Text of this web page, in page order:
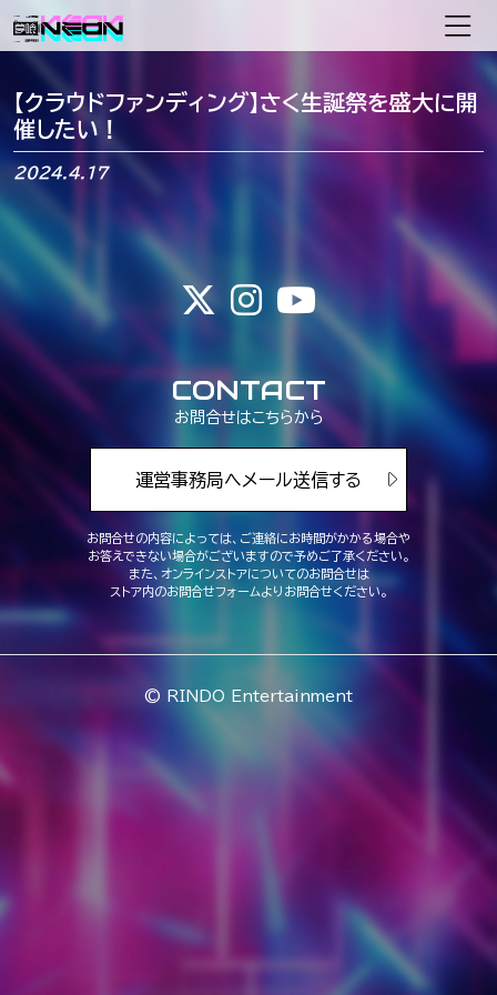
メインナビゲーション
【クラウドファンディング】さく生誕祭を盛大に開
催したい！
2024.4.17
CONTACT
お問合せはこちらから
運営事務局へメール送信する
お問合せの内容によっては、ご連絡にお時間がかかる場合や
お答えできない場合がございますので予めご了承ください。
また、オンラインストアについてのお問合せは
ストア内のお問合せフォームよりお問合せください。
© RINDO Entertainment